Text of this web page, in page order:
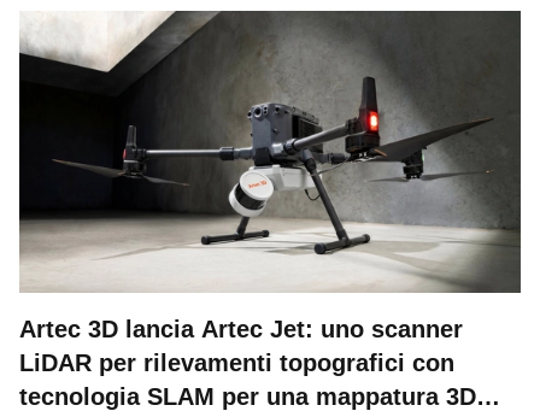
Artec 3D lancia Artec Jet: uno scanner
LiDAR per rilevamenti topografici con
tecnologia SLAM per una mappatura 3D